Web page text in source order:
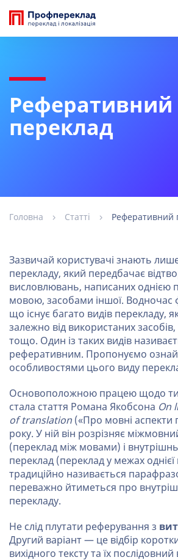
Реферативний
переклад
Головна Статті Реферативний
Зазвичай користувачі знають
перекладу, який передбачає
висловлювань, написаних однією
мовою, засобами іншої. Водночас
що існує багато видів перекладу,
залежно від використаних засобів,
тощо. Один із таких видів
реферативним. Пропонуємо
особливостями цього виду
Основоположною працею щодо
стала стаття Романа Якобсона On
of translation («Про мовні аспекти
року. У ній він розрізняє
(переклад між мовами) і
переклад (переклад у межах
традиційно називається
переважно йтиметься про
перекладу.
Не слід плутати реферування з
Другий варіант — це відбір
вихідного тексту та їх